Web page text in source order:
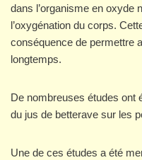
dans l’organisme en oxyde
l’oxygénation du corps.
conséquence de permettre
longtemps.
De nombreuses études ont
du jus de betterave sur les
Une de ces études a été